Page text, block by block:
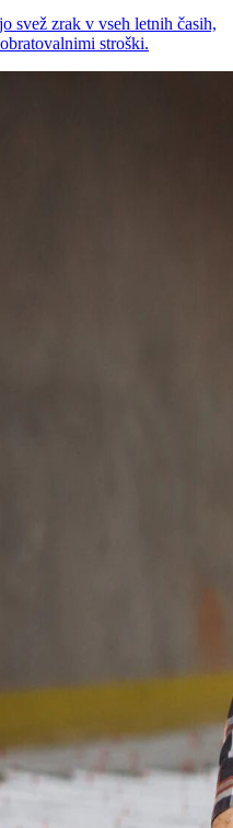
svež zrak v vseh letnih časih,
stroški.